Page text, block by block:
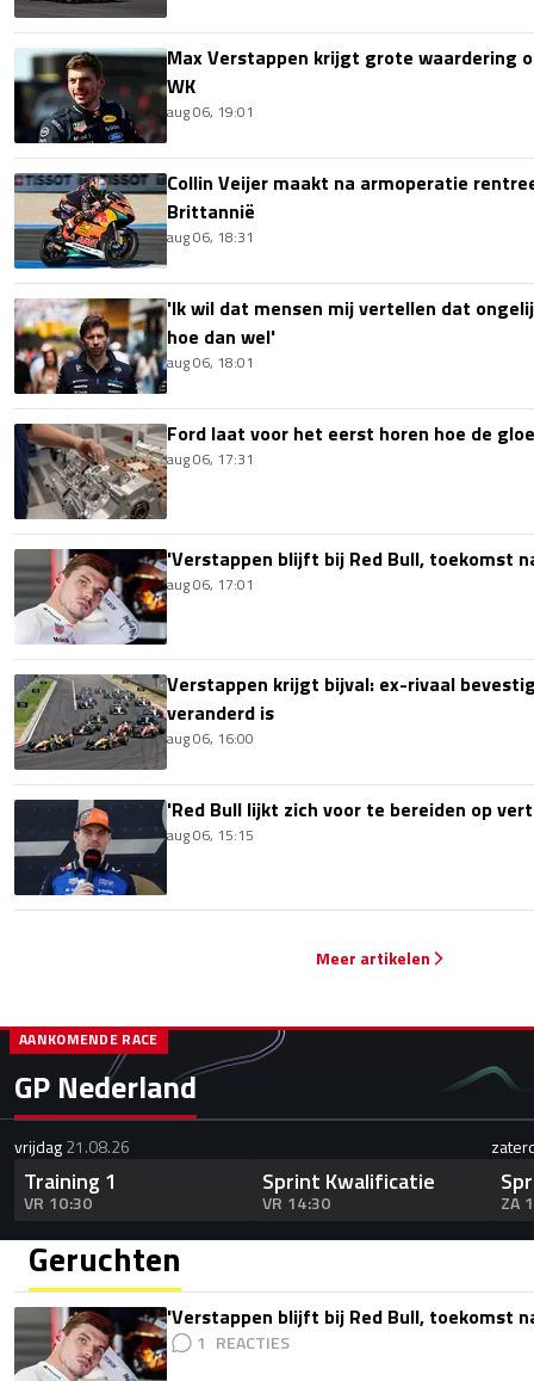
Max Verstappen krijgt grote waardering
WK
aug 06, 19:01
Collin Veijer maakt na armoperatie
Brittannië
aug 06, 18:31
'Ik wil dat mensen mij vertellen dat
hoe dan wel'
aug 06, 18:01
Ford laat voor het eerst horen hoe de
aug 06, 17:31
'Verstappen blijft bij Red Bull, toekomst
aug 06, 17:01
Verstappen krijgt bijval: ex-rivaal
veranderd is
aug 06, 16:00
'Red Bull lijkt zich voor te bereiden op
aug 06, 15:15
Meer artikelen
GP Nederland
AANKOMENDE RACE
vrijdag21.08.26
Training 1
VR 10:30
Sprint Kwalificatie
VR 14:30 ZA
Geruchten
'Verstappen blijft bij Red Bull, toekomst
1